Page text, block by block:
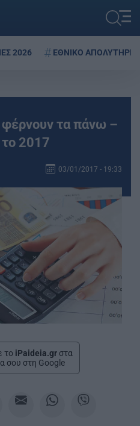
2026 ΕΘΝΙΚΟ ΑΠΟΛΥΤΗΡΙΟ
τα πάνω –
2017
03/01/2017 - 19:33
το iPaideia.gr στα
σου στη Google